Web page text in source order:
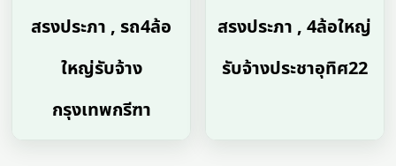
สรงประภา , รถ4ล้อ
ใหญ่รับจ้าง
กรุงเทพกรีฑา
สรงประภา , 4ล้อใหญ่
รับจ้างประชาอุทิศ22